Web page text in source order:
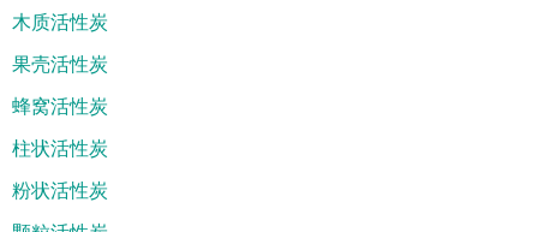
木质活性炭
果壳活性炭
蜂窝活性炭
柱状活性炭
粉状活性炭